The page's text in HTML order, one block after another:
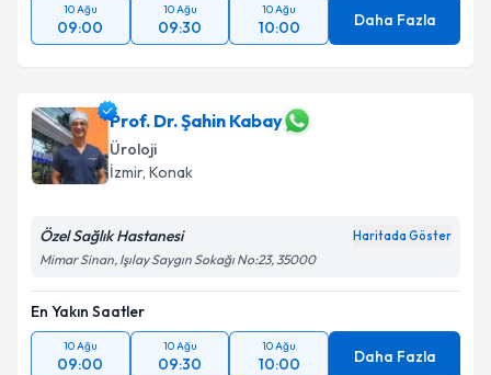
10 Ağu
09:00
10 Ağu
09:30
10 Ağu
10:00 Daha Fazla
Prof. Dr. Şahin Kabay
Üroloji
İzmir, Konak
Özel Sağlık Hastanesi Haritada Göster
Mimar Sinan, Işılay Saygın Sokağı No:23, 35000
En Yakın Saatler
10 Ağu
09:00
10 Ağu
09:30
10 Ağu
10:00 Daha Fazla